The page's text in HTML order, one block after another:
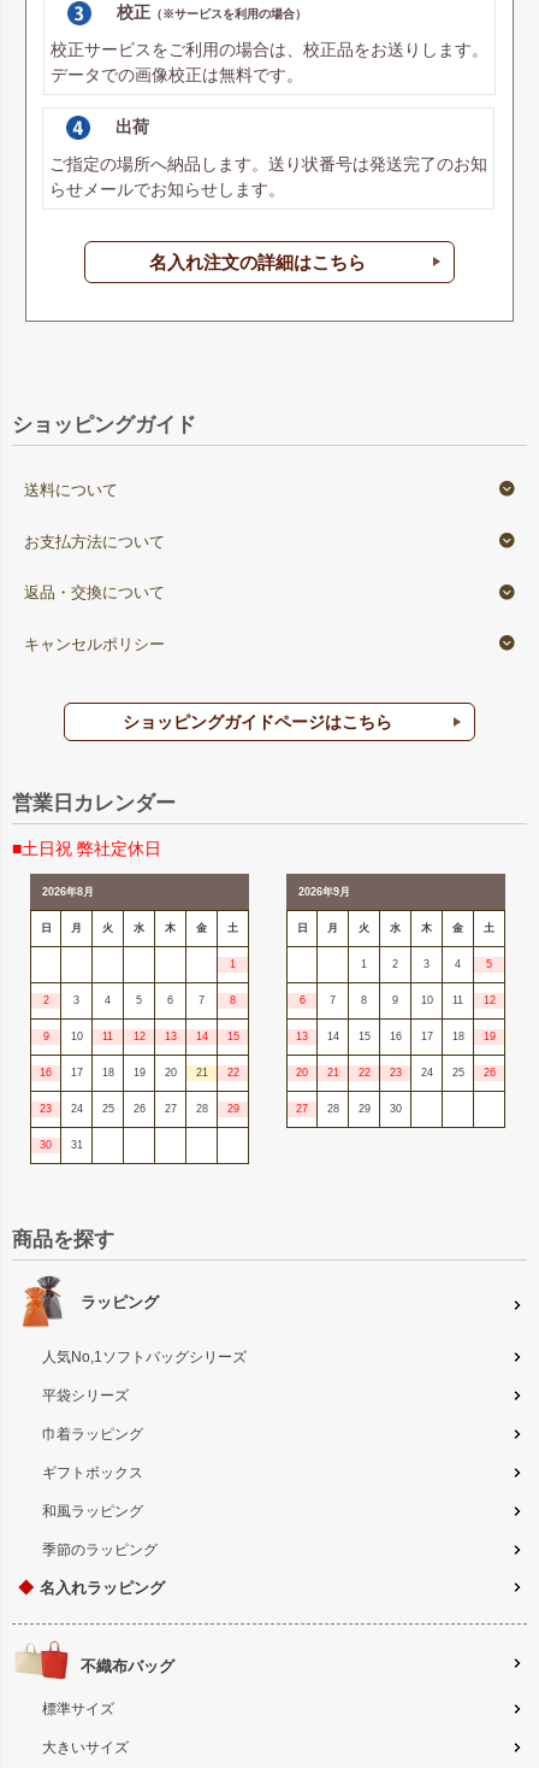
校正 （※サービスを利用の場合）
校正サービスをご利用の場合は、校正品をお送りします。
データでの画像校正は無料です。
出荷
ご指定の場所へ納品します。送り状番号は発送完了のお知
らせメールでお知らせします。
名入れ注文の詳細はこちら
ショッピングガイド
送料について
お支払方法について
返品・交換について
キャンセルポリシー
ショッピングガイドページはこちら
営業日カレンダー
■土日祝 弊社定休日
2026年8月
日 月 火 水 木 金 土
1
2 3 4 5 6 7 8
9 10 11 12 13 14 15
16 17 18 19 20 21 22
23 24 25 26 27 28 29
30 31
2026年9月
日 月 火 水 木 金 土
1 2 3 4 5
6 7 8 9 10 11 12
13 14 15 16 17 18 19
20 21 22 23 24 25 26
27 28 29 30
商品を探す
ラッピング
人気No,1ソフトバッグシリーズ
平袋シリーズ
巾着ラッピング
ギフトボックス
和風ラッピング
季節のラッピング
◆ 名入れラッピング
不織布バッグ
標準サイズ
大きいサイズ